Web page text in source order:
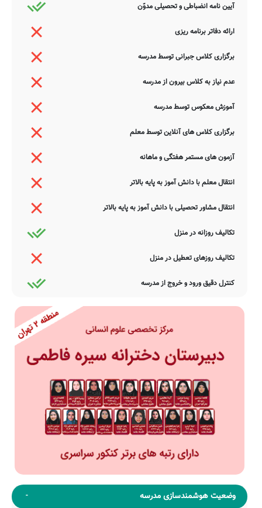
آیین نامه انضباطی و تحصیلی مدوّن
ارائه دفاتر برنامه ریزی
برگزاری کلاس جبرانی توسط مدرسه
عدم نیاز به کلاس بیرون از مدرسه
آموزش معکوس توسط مدرسه
برگزاری کلاس های آنلاین توسط معلم
آزمون های مستمر هفتگی و ماهانه
انتقال معلم با دانش آموز به پایه بالاتر
انتقال مشاور تحصیلی با دانش آموز به پایه بالاتر
تکالیف روزانه در منزل
تکالیف روزهای تعطیل در منزل
کنترل دقیق ورود و خروج از مدرسه
وضعیت هوشمندسازی مدرسه